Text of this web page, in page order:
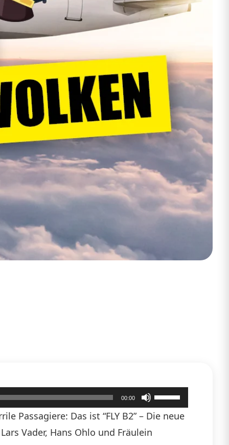
00:00
Pfeiltasten
Hoch/Runter
Passagiere: Das ist “FLY B2” – Die neue
Vader, Hans Ohlo und Fräulein